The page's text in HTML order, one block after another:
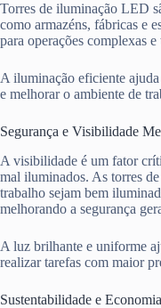
Torres de iluminação LED
como armazéns, fábricas e
para operações complexas e
A iluminação eficiente
e melhorar o ambiente de
Segurança e Visibilidade
A visibilidade é um fator
mal iluminados. As torres
trabalho sejam bem
melhorando a segurança
A luz brilhante e uniforme
realizar tarefas com maior
Sustentabilidade e